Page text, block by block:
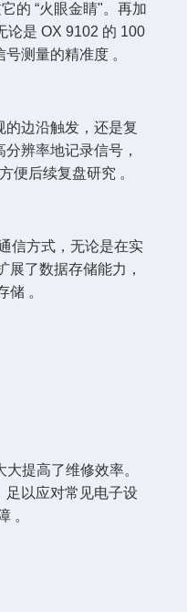
的 “火眼金睛"。再加
论是 OX 9102 的 100
测量的精准度 。
边沿触发，还是复
辨率地记录信号，
便后续复盘研究 。
信方式，无论是在实
了数据存储能力，
。
提高了维修效率。
足以应对常见电子设
。